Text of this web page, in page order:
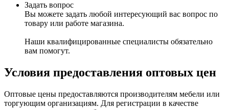
Задать вопрос
Вы можете задать любой интересующий вас вопрос по
товару или работе магазина.
Наши квалифицированные специалисты обязательно
вам помогут.
Условия предоставления оптовых цен
Оптовые цены предоставляются производителям мебели или
торгующим организациям. Для регистрации в качестве